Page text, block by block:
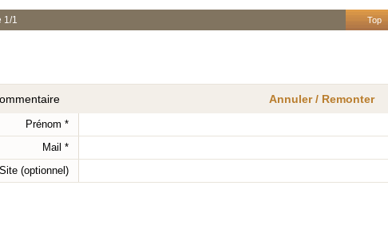
Top
1/1
Annuler / Remonter
Prénom *
Mail *
Site (optionnel)